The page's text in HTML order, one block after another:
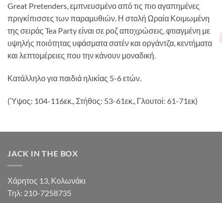
Great Pretenders, εμπνευσμένο από τις πιο αγαπημένες
πριγκίπισσες των παραμυθιών. Η στολή Ωραία Κοιμωμένη
της σειράς Tea Party είναι σε ροζ αποχρώσεις, φτιαγμένη με
υψηλής ποιότητας υφάσματα σατέν και οργάντζα, κεντήματα
και λεπτομέρειες που την κάνουν μοναδική.
Κατάλληλο για παιδιά ηλικίας 5-6 ετών.
(Ύψος: 104-116εκ., Στήθος: 53-61εκ., Γλουτοί: 61-71εκ)
JACK IN THE BOX
Χάρητος 13, Κολωνάκι
Τηλ: 210-7258735